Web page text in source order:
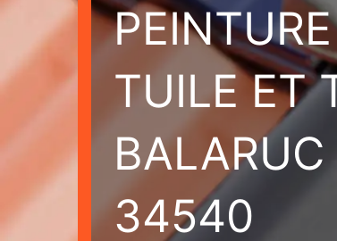
TUILE ET
34540